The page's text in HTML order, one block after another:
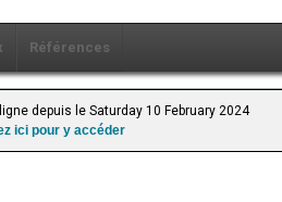
Références
depuis le Saturday 10 February 2024
ici pour y accéder